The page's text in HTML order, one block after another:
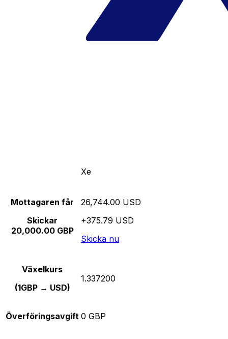
Xe
Mottagaren får
Skickar
20,000.00 GBP
26,744.00 USD
+375.79 USD
Skicka nu
Växelkurs
(1GBP → USD)
1.337200
Överföringsavgift 0 GBP